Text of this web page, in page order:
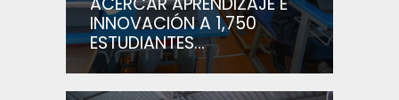
INNOVACIÓN A 1,750
ESTUDIANTES...